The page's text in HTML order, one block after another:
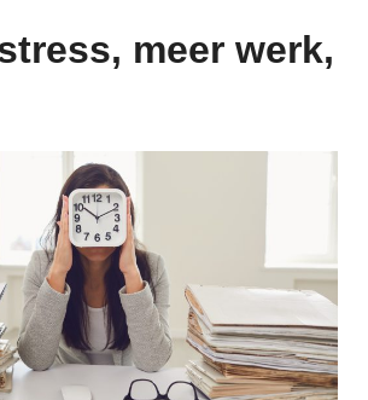
meer werk,